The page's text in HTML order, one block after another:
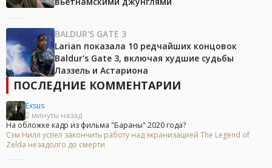
BALDUR'S GATE 3
Larian показала 10 редчайших концовок
Baldur's Gate 3, включая худшие судьбы
Лаэзель и Астариона
ПОСЛЕДНИЕ КОММЕНТАРИИ
Exsus
2 минуты назад
На обложке кадр из фильма "Бараны" 2020 года?
Сэм Нилл успел закончить работу над экранизацией The Legend of
Zelda незадолго до смерти